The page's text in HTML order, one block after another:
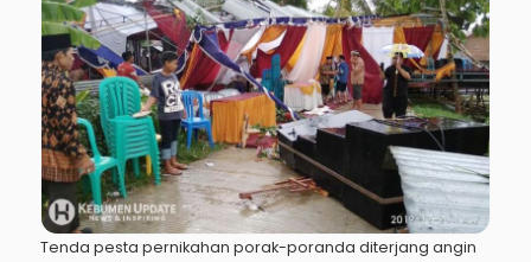
Tenda pesta pernikahan porak-poranda diterjang angin